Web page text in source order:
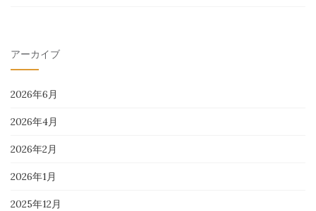
アーカイブ
2026年6月
2026年4月
2026年2月
2026年1月
2025年12月